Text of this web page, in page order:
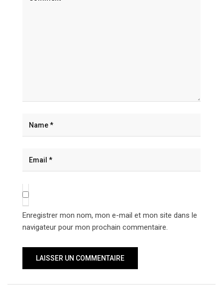
Enregistrer mon nom, mon e-mail et mon site dans le
navigateur pour mon prochain commentaire.